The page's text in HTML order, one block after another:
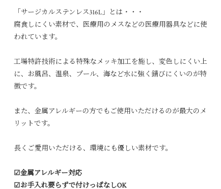
「サージカルステンレス316L」とは・・・
腐食しにくい素材で、医療用のメスなどの医療用器具などに使
われています。
工場特許技術による特殊なメッキ加工を施し、変色しにくい上
に、お風呂、温泉、プール、海など水に強く錆びにくいのが特
徴です。
また、金属アレルギーの方でもご使用いただけるのが最大のメ
リットです。
長くご愛用いただける、環境にも優しい素材です。
☑︎金属アレルギー対応
☑︎お手入れ要らずで付けっぱなしOK